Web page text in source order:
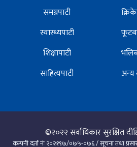
समग्रपाटी
स्वास्थ्यपाटी
शिक्षापाटी
साहित्यपाटी
©२०२२सर्वाधिकार सुरक्षित
कम्पनी दर्ता नंः २०२१९७/०७५-०७६ / सूचना तथा